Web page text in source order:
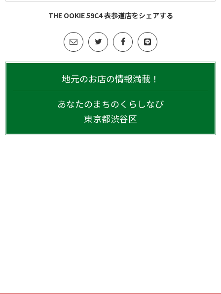
THE OOKIE 59C4 表参道店をシェアする
地元のお店の情報満載！
あなたのまちのくらしなび
東京都渋谷区